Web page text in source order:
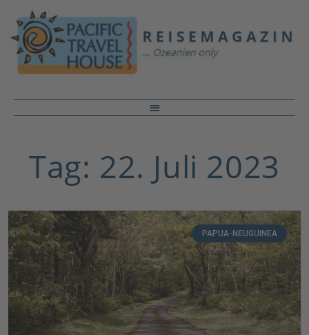
Tag: 22. Juli 2023
PAPUA-NEUGUINEA